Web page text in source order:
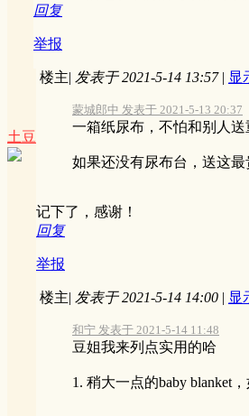
回复
举报
土豆
楼主| 发表于 2021-5-14 13:57 | 显
蒙城郎中 发表于 2021-5-13 20:37
一箱纸尿布，不怕和别人送
如果还没有尿布台，送这
记下了，感谢！
回复
举报
楼主| 发表于 2021-5-14 14:00 | 显
和宁 发表于 2021-5-14 11:48
豆姐我来列点实用的哈
1. 稍大一点的baby blanket